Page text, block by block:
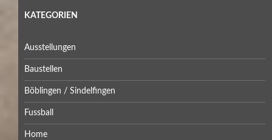
KATEGORIEN
Ausstellungen
Baustellen
Böblingen / Sindelfingen
Fussball
Home